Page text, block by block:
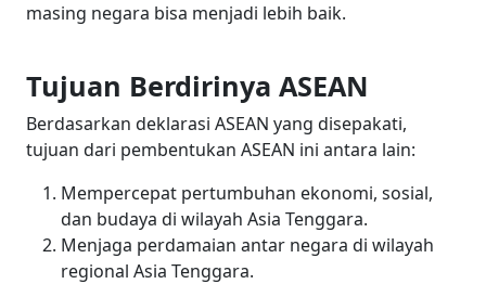
masing negara bisa menjadi lebih baik.
Tujuan Berdirinya ASEAN
Berdasarkan deklarasi ASEAN yang disepakati,
tujuan dari pembentukan ASEAN ini antara lain:
Mempercepat pertumbuhan ekonomi, sosial,
dan budaya di wilayah Asia Tenggara.
Menjaga perdamaian antar negara di wilayah
regional Asia Tenggara.